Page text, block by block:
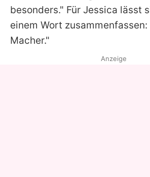
besonders." Für Jessica lässt
einem Wort
Macher."
Anzeige